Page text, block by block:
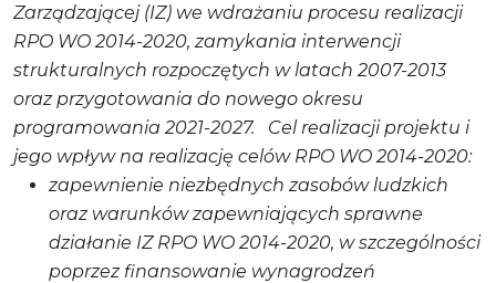
Zarządzającej (IZ) we wdrażaniu procesu realizacji
RPO WO 2014-2020, zamykania interwencji
strukturalnych rozpoczętych w latach 2007-2013
oraz przygotowania do nowego okresu
programowania 2021-2027.
Cel realizacji projektu i
jego wpływ na realizację celów RPO WO 2014-2020:
zapewnienie niezbędnych zasobów ludzkich
oraz warunków zapewniających sprawne
działanie IZ RPO WO 2014-2020, w szczególności
poprzez finansowanie wynagrodzeń